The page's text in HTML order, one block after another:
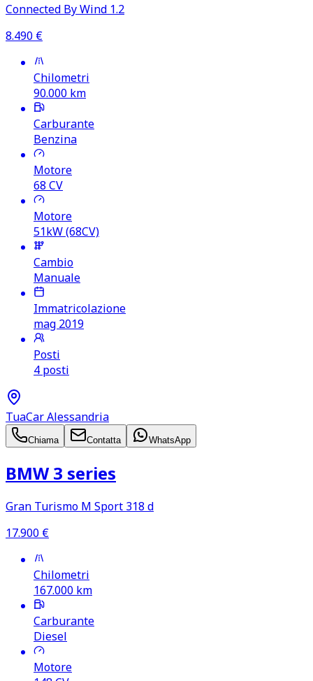
Connected By Wind 1.2
8.490 €
Chilometri
90.000 km
Carburante
Benzina
Motore
68 CV
Motore
51kW (68CV)
Cambio
Manuale
Immatricolazione
mag 2019
Posti
4 posti
TuaCar Alessandria
Chiama Contatta WhatsApp
BMW 3 series
Gran Turismo M Sport 318 d
17.900 €
Chilometri
167.000 km
Carburante
Diesel
Motore